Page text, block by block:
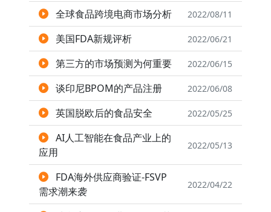
全球食品跨境电商市场分析 2022/08/11
美国FDA新规评析 2022/06/21
第三方的市场预测为何重要 2022/06/15
谈印尼BPOM的产品注册 2022/06/08
英国脱欧后的食品安全 2022/05/25
AI人工智能在食品产业上的
应用
2022/05/13
FDA海外供应商验证-FSVP
需求潮来袭
2022/04/22